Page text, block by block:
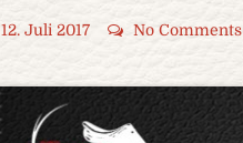
12. Juli 2017 No Comments